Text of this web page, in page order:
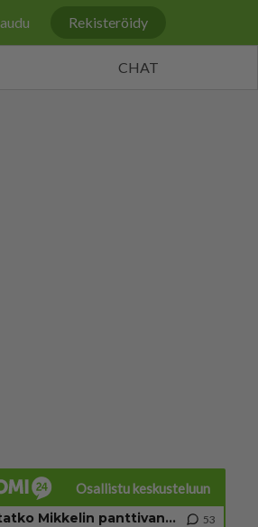
Rekisteröidy
CHAT
Osallistu keskusteluun
Muistatko Mikkelin panttivankidraaman?
53